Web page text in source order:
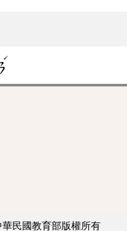
ˊ
華民國教育部版權所有